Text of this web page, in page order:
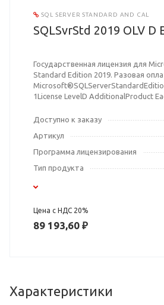
SQL SERVER STANDARD AND CAL
SQLSvrStd 2019 OLV D
Государственная лицензия для
Standard Edition 2019. Разовая
1License LevelD AdditionalProduct
Доступно к заказу
Артикул
Программа лицензирования
Тип продукта
Цена с НДС 20%
89 193,60 ₽
Характеристики